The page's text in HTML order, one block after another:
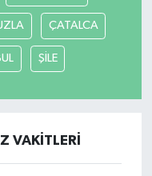
ÇATALCA
ŞİLE
VAKITLERI